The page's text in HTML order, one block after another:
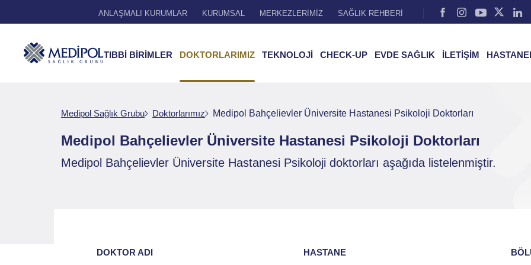
ANLAŞMALI KURUMLAR KURUMSAL MERKEZLERİMİZ SAĞLIK REHBERİ
TIBBİ BİRİMLER DOKTORLARIMIZ TEKNOLOJİ CHECK-UP EVDE SAĞLIK İLETİŞİM
Medipol Sağlık Grubu Doktorlarımız Medipol Bahçelievler Üniversite Hastanesi Psikoloji Doktorları
Medipol Bahçelievler Üniversite Hastanesi Psikoloji Doktorları
Medipol Bahçelievler Üniversite Hastanesi Psikoloji doktorları aşağıda listelenmiştir.
DOKTOR ADI HASTANE